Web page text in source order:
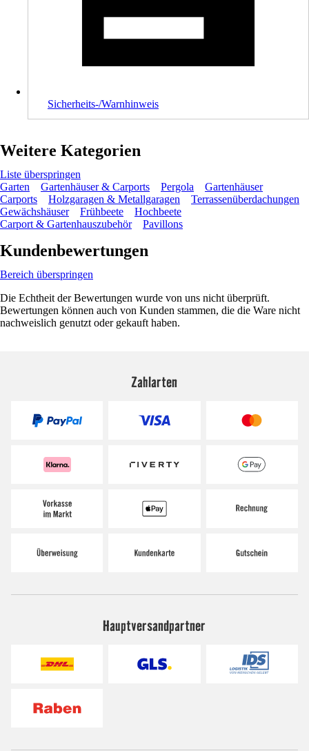
Sicherheits-/Warnhinweis
Weitere Kategorien
Liste überspringen
Garten
Gartenhäuser & Carports Pergola
Gartenhäuser
Carports
Holzgaragen & Metallgaragen
Terrassenüberdachungen
Gewächshäuser
Frühbeete
Hochbeete
Carport & Gartenhauszubehör
Pavillons
Kundenbewertungen
Bereich überspringen
Die Echtheit der Bewertungen wurde von uns nicht überprüft.
Bewertungen können auch von Kunden stammen, die die Ware nicht
nachweislich genutzt oder gekauft haben.
Zahlarten
Hauptversandpartner